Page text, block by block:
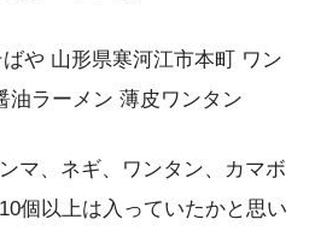
マ、ネギ、ワンタン、カマボ
個以上は入っていたかと思い